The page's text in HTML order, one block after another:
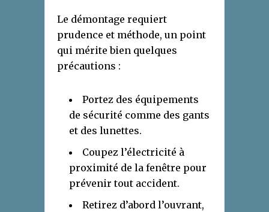
Le démontage requiert
prudence et méthode, un point
qui mérite bien quelques
précautions :
Portez des équipements
de sécurité comme des gants
et des lunettes.
Coupez l’électricité à
proximité de la fenêtre pour
prévenir tout accident.
Retirez d’abord l’ouvrant,